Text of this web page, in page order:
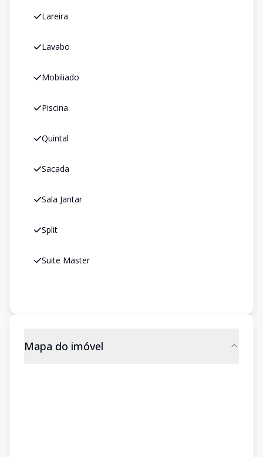
Lareira
Lavabo
Mobiliado
Piscina
Quintal
Sacada
Sala Jantar
Split
Suite Master
Mapa do imóvel